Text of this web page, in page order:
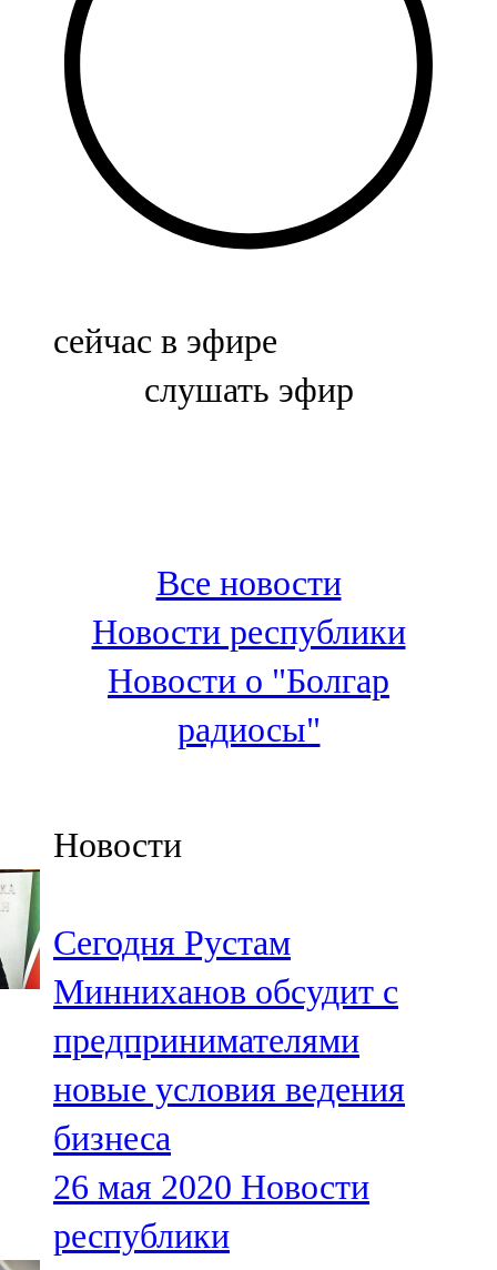
Балык бистәсе
104,9 FM
Баулы
107,5 FM
Биләр
Болгар
100,3 FM
Зәй
106,6 FM
Кадыбаш
105,2 FM
91,5 FM
106,1 FM
Кама тамагы
71,51 FM
Кукмара
107,9 FM
Лениногорский
102,1 FM
сейчас в эфире
слушать эфир
Все новости
Новости республики
Новости о "Болгар
радиосы"
Новости
Сегодня Рустам
Минниханов обсудит с
предпринимателями
новые условия ведения
бизнеса
26 мая 2020 Новости
республики